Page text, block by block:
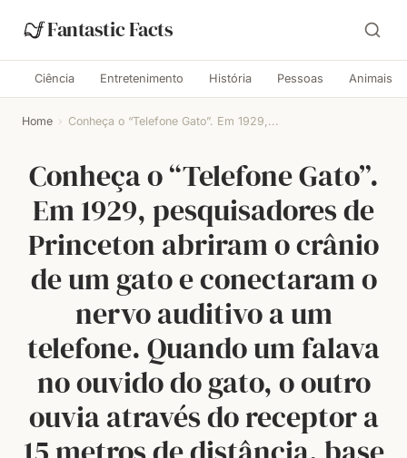
Fantastic Facts
Ciência Entretenimento História Pessoas Animais
Home › Conheça o “Telefone Gato”. Em 1929,...
Conheça o “Telefone Gato”.
Em 1929, pesquisadores de
Princeton abriram o crânio
de um gato e conectaram o
nervo auditivo a um
telefone. Quando um falava
no ouvido do gato, o outro
ouvia através do receptor a